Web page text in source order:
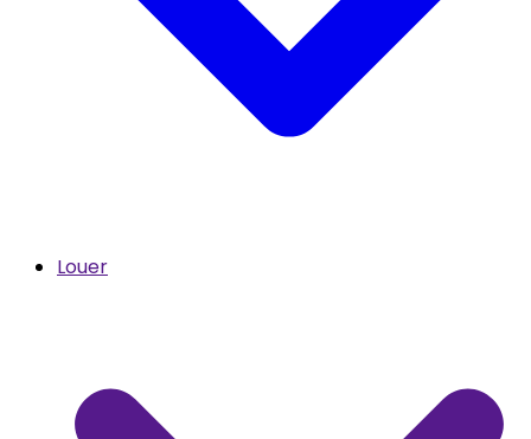
Louer